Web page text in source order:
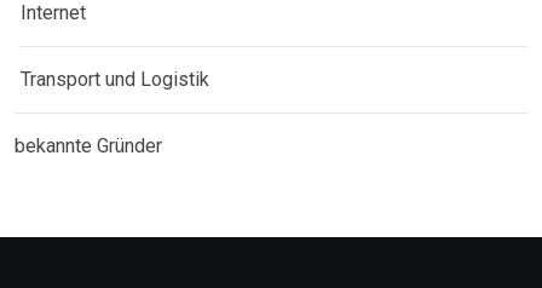
Internet
Transport und Logistik
bekannte Gründer